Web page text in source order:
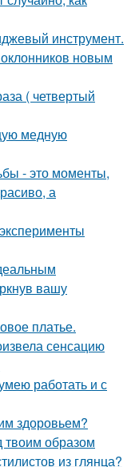
инструмент.
новым
( четвертый
медную
- это моменты,
а
вашу
платье.
сенсацию
работать и с
здоровьем?
твоим образом
из глянца?